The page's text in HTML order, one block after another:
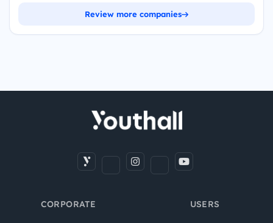
Review more companies
CORPORATE USERS